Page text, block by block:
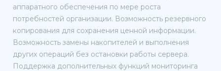
аппаратного обеспечения по мере роста
потребностей организации. Возможность резервного
копирования для сохранения ценной информации.
Возможность замены накопителей и выполнения
других операций без остановки работы сервера.
Поддержка дополнительных функций мониторинга